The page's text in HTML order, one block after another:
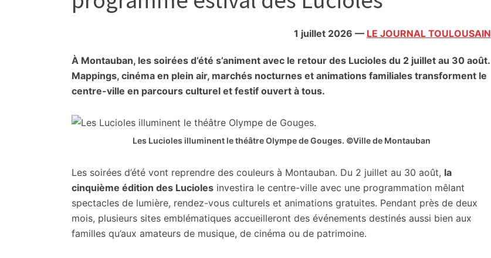
politique,
divers
et
initiatives
1 juillet 2026 — LE JOURNAL TOULOUSAIN
À Montauban, les soirées d’été s’animent avec le retour des Lucioles du 2 juillet au 30 août.
Mappings, cinéma en plein air, marchés nocturnes et animations familiales transforment le
centre-ville en parcours culturel et festif ouvert à tous.
Les Lucioles illuminent le théâtre Olympe de Gouges. ©Ville de Montauban
Les soirées d’été vont reprendre des couleurs à Montauban. Du 2 juillet au 30 août, la
cinquième édition des Lucioles investira le centre-ville avec une programmation mêlant
spectacles de lumière, rendez-vous culturels et animations gratuites. Pendant près de deux
mois, plusieurs sites emblématiques accueilleront des événements destinés aussi bien aux
familles qu’aux amateurs de musique, de cinéma ou de patrimoine.